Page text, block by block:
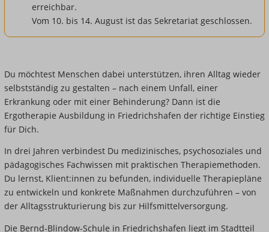
Du möchtest Menschen dabei unterstützen, ihren Alltag wieder
selbstständig zu gestalten – nach einem Unfall, einer
Erkrankung oder mit einer Behinderung? Dann ist die
Ergotherapie Ausbildung in Friedrichshafen der richtige Einstieg
für Dich.
In drei Jahren verbindest Du medizinisches, psychosoziales und
pädagogisches Fachwissen mit praktischen Therapiemethoden.
Du lernst, Klient:innen zu befunden, individuelle Therapiepläne
zu entwickeln und konkrete Maßnahmen durchzuführen – von
der Alltagsstrukturierung bis zur Hilfsmittelversorgung.
Die Bernd-Blindow-Schule in Friedrichshafen liegt im Stadtteil
erreichbar.
Vom 10. bis 14. August ist das Sekretariat geschlossen.